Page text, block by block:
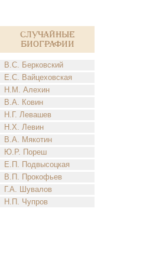
Случайные
биографии
В.С. Берковский
Е.С. Вайцеховская
Н.М. Алехин
В.А. Ковин
Н.Г. Левашев
Н.Х. Левин
В.А. Мякотин
Ю.Р. Пореш
Е.П. Подвысоцкая
В.П. Прокофьев
Г.А. Шувалов
Н.П. Чупров